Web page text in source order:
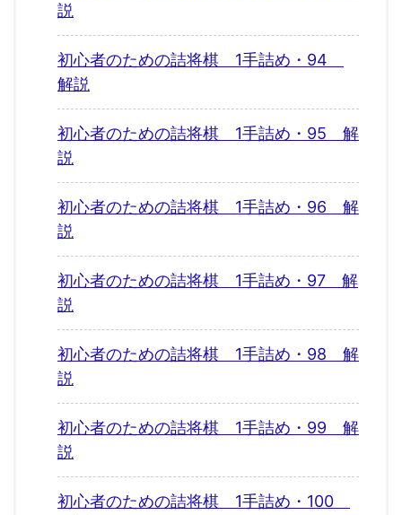
説
初心者のための詰将棋 1手詰め・94
解説
初心者のための詰将棋 1手詰め・95 解
説
初心者のための詰将棋 1手詰め・96 解
説
初心者のための詰将棋 1手詰め・97 解
説
初心者のための詰将棋 1手詰め・98 解
説
初心者のための詰将棋 1手詰め・99 解
説
初心者のための詰将棋 1手詰め・100